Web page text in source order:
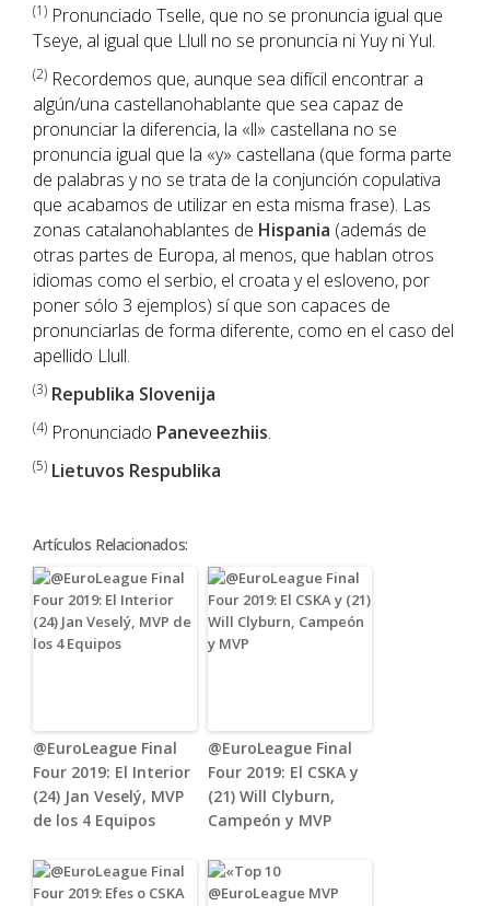
(1) Pronunciado Tselle, que no se pronuncia igual que
Tseye, al igual que Llull no se pronuncia ni Yuy ni Yul.
(2) Recordemos que, aunque sea difícil encontrar a
algún/una castellanohablante que sea capaz de
pronunciar la diferencia, la «ll» castellana no se
pronuncia igual que la «y» castellana (que forma parte
de palabras y no se trata de la conjunción copulativa
que acabamos de utilizar en esta misma frase). Las
zonas catalanohablantes de Hispania (además de
otras partes de Europa, al menos, que hablan otros
idiomas como el serbio, el croata y el esloveno, por
poner sólo 3 ejemplos) sí que son capaces de
pronunciarlas de forma diferente, como en el caso del
apellido Llull.
(3) Republika Slovenija
(4) Pronunciado Paneveezhiis.
(5) Lietuvos Respublika
Artículos Relacionados:
@EuroLeague Final
Four 2019: El Interior
(24) Jan Veselý, MVP
de los 4 Equipos
@EuroLeague Final
Four 2019: El CSKA y
(21) Will Clyburn,
Campeón y MVP